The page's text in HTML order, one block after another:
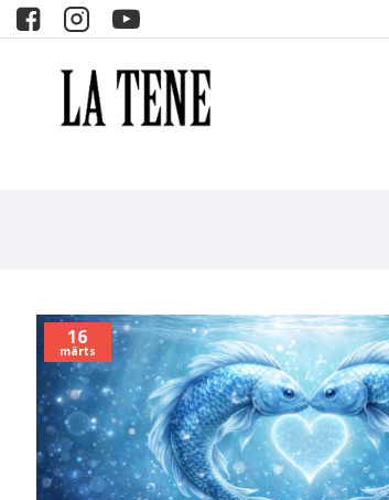
16
märts